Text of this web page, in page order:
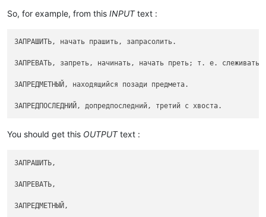
So, for example, from this INPUTtext :
ЗАПРАШИТЬ, начать прашить, запрасолить.
ЗАПРЕВАТЬ, запреть, начинать, начать преть; т. е.
ЗАПРЕДМЕТНЫЙ, находящийся позади предмета.
You should get this OUTPUTtext :
ЗАПРАШИТЬ,										 начать прашить, запрасолить.
ЗАПРЕВАТЬ,										 запреть, начинать, начать преть; т. е. слеживаться и гнить или увариваться на малом огне; о теле, коже; терять верхнюю кожицу и болеть, от пота и наминки. -ся, уптрб. иногда в том же знач. Запреванье ср. длит. запренье окончат. запрев м. запревка ж. об. действ. или сост. по знач. глаг. От запрева под мышкой веред, болячка прикинулась. Запрелое сено, загнившее в средине, от сырости и жара. Запрель ж. запрелое место тела, особ. у младенцев, прель.
ЗАПРЕДМЕТНЫЙ,										 находящийся позади предмета.